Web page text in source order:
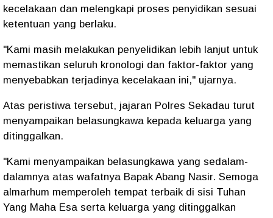
kecelakaan dan melengkapi proses penyidikan sesuai
ketentuan yang berlaku.
"Kami masih melakukan penyelidikan lebih lanjut untuk
memastikan seluruh kronologi dan faktor-faktor yang
menyebabkan terjadinya kecelakaan ini," ujarnya.
Atas peristiwa tersebut, jajaran Polres Sekadau turut
menyampaikan belasungkawa kepada keluarga yang
ditinggalkan.
"Kami menyampaikan belasungkawa yang sedalam-
dalamnya atas wafatnya Bapak Abang Nasir. Semoga
almarhum memperoleh tempat terbaik di sisi Tuhan
Yang Maha Esa serta keluarga yang ditinggalkan